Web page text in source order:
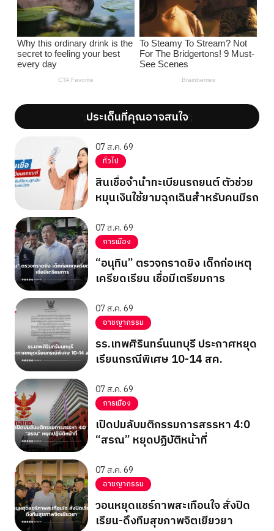
';ประเด็นที่คุณอาจสนใจ';
07 ส.ค. 69
ทั่วไป
สินเชื่อจำนำทะเบียนรถยนต์ ตัวช่วย
หมุนเงินใช้ยามฉุกเฉินสำหรับคนมีรถ
07 ส.ค. 69
การเมือง
“อนุทิน” ตรวจกราดยิง เด็กก่อเหตุ
เครียดเรียน เชื่อมีเตรียมการ
07 ส.ค. 69
อาชญากรรม
รร.เทพศิรินทร์นนทบุรี ประกาศหยุด
เรียนกรณีพิเศษ 10-14 สค.
07 ส.ค. 69
การเมือง
เปิดปมลับมติกรรมการสรรหา 4:0
“สรณ” หยุดปฏิบัติหน้าที่
07 ส.ค. 69
อาชญากรรม
วอนหยุดแชร์ภาพสะเทือนใจ สั่งปิด
เรียน-ดึงทีมสุขภาพจิตเยียวยา